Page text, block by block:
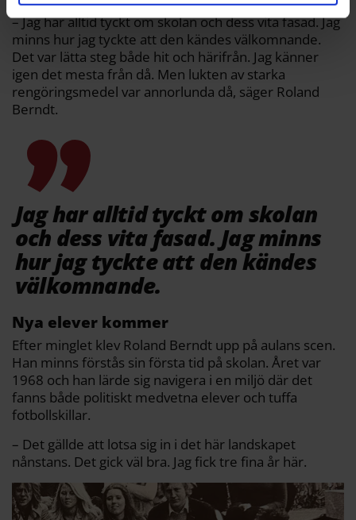
– Jag har alltid tyckt om skolan och dess vita fasad. Jag
minns hur jag tyckte att den kändes välkomnande.
Det var lätta steg både hit och härifrån. Jag känner
igen det mesta från då. Men lukten av starka
rengöringsmedel var annorlunda då, säger Roland
Berndt.
Jag har alltid tyckt om skolan
och dess vita fasad. Jag minns
hur jag tyckte att den kändes
välkomnande.
Nya elever kommer
Efter minglet klev Roland Berndt upp på aulans scen.
Han minns förstås sin första tid på skolan. Året var
1968 och han lärde sig navigera i en miljö där det
fanns både politiskt medvetna elever och tuffa
fotbollskillar.
– Det gällde att lotsa sig in i det här landskapet
nånstans. Det gick väl bra. Jag fick tre fina år här.